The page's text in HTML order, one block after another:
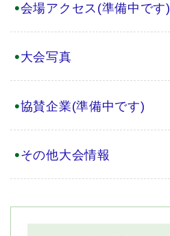
会場アクセス(準備中です)
大会写真
協賛企業(準備中です)
その他大会情報